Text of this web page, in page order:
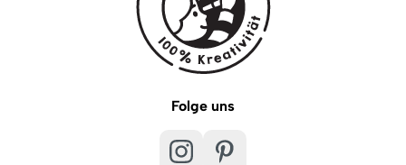
Folge uns